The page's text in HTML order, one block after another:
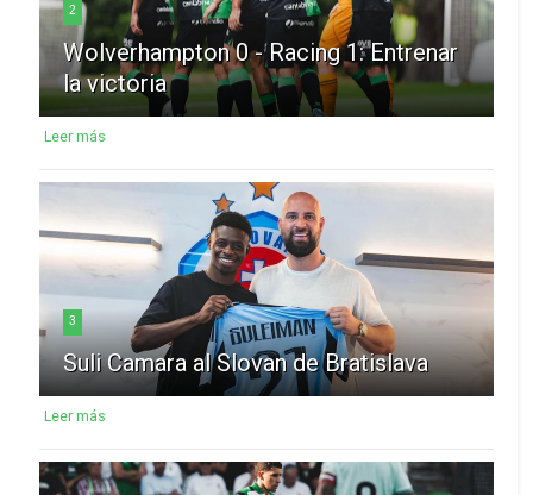
2
Wolverhampton 0 - Racing 1: Entrenar
la victoria
Leer más
3
Suli Camara al Slovan de Bratislava
Leer más